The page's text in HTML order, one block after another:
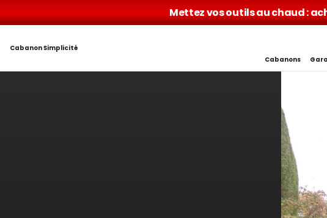
Mettez vos outils au chaud :
Cabanon Simplicité
Cabanons